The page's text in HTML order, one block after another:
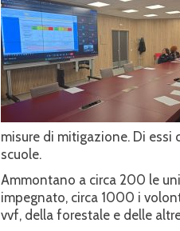
misure di mitigazione. Di essi
scuole.
Ammontano a circa 200 le
impegnato, circa 1000 i
vvf, della forestale e delle